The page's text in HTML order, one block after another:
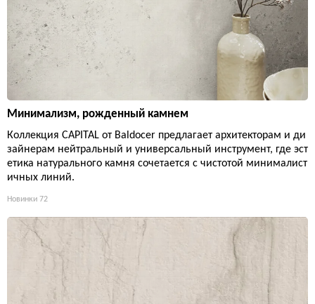
Минимализм, рожденный камнем
Коллекция CAPITAL от Baldocer предлагает архитекторам и ди
зайнерам нейтральный и универсальный инструмент, где эст
етика натурального камня сочетается с чистотой минималист
ичных линий.
Новинки 72